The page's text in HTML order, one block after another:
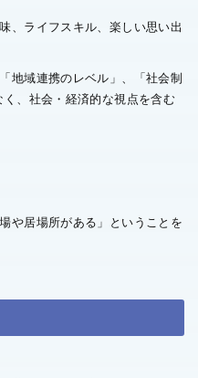
、ライフスキル、楽しい思い出
地域連携のレベル」、「社会制
、社会・経済的な視点を含む
や居場所がある」ということを